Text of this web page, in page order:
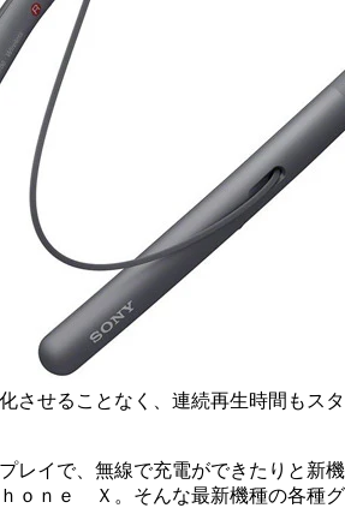
させることなく、連続再生時間もスタ
レイで、無線で充電ができたりと新機
ｏｎｅ Ｘ。そんな最新機種の各種グ